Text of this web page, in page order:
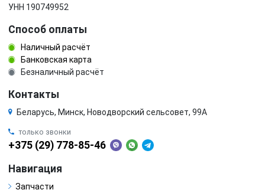
УНН 190749952
Способ оплаты
Наличный расчёт
Банковская карта
Безналичный расчёт
Контакты
Беларусь, Минск, Новодворский сельсовет, 99А
только звонки
+375 (29) 778-85-46
Навигация
Запчасти